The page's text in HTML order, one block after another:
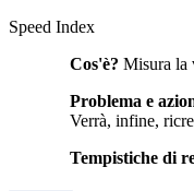
Speed Index
Cos'è? Misura la
Problema e
Verrà, infine,
Tempistiche di